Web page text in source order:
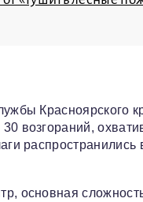
Красноярского
возгораний,
основная